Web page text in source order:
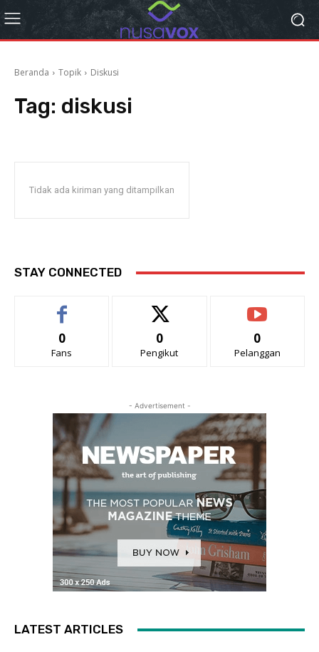
Beranda Topik Diskusi
Tag: diskusi
Tidak ada kiriman yang ditampilkan
STAY CONNECTED
0
Fans
0
Pengikut
0
Pelanggan
- Advertisement -
LATEST ARTICLES